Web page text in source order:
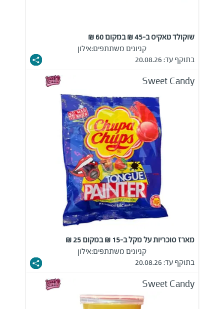
שוקולד טאקיס ב-45 ₪ במקום 60 ₪
קניונים משתתפים:אילון
בתוקף עד: 20.08.26
Sweet Candy
מארז סוכריות על מקל ב-15 ₪ במקום 25 ₪
קניונים משתתפים:אילון
בתוקף עד: 20.08.26
Sweet Candy